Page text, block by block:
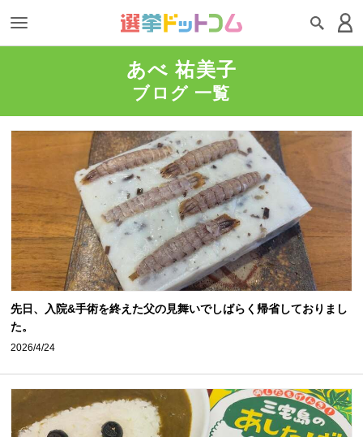
あべ 祐美子
ブログ 一覧
先日、入院&手術を終えた父の見舞いでしばらく帰省しておりまし
た。
2026/4/24